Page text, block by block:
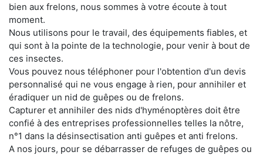
bien aux frelons, nous sommes à votre écoute à tout
moment.
Nous utilisons pour le travail, des équipements fiables, et
qui sont à la pointe de la technologie, pour venir à bout de
ces insectes.
Vous pouvez nous téléphoner pour l'obtention d'un devis
personnalisé qui ne vous engage à rien, pour annihiler et
éradiquer un nid de guêpes ou de frelons.
Capturer et annihiler des nids d'hyménoptères doit être
confié à des entreprises professionnelles telles la nôtre,
n°1 dans la désinsectisation anti guêpes et anti frelons.
A nos jours, pour se débarrasser de refuges de guêpes ou